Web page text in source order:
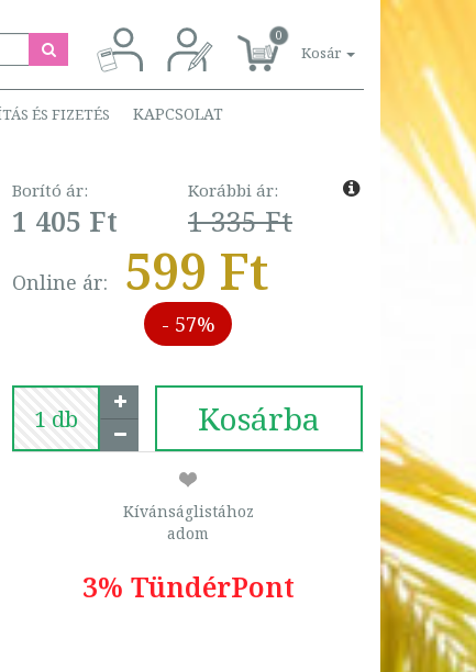
0
Kosár
ÉS FIZETÉS KAPCSOLAT
Borító ár:
1 405 Ft
Korábbi ár:
1 335 Ft
Online ár: 599 Ft
- 57%
Kosárba
Kívánságlistához
adom
3% TündérPont